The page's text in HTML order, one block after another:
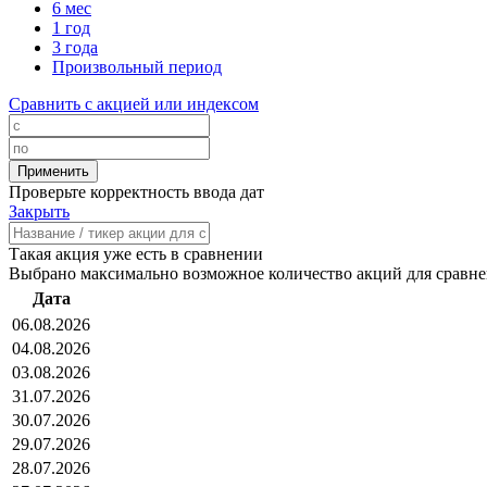
6 мес
1 год
3 года
Произвольный период
Сравнить с акцией или индексом
Проверьте корректность ввода дат
Закрыть
Такая акция уже есть в сравнении
Выбрано максимально возможное количество акций для
Дата
06.08.2026
04.08.2026
03.08.2026
31.07.2026
30.07.2026
29.07.2026
28.07.2026